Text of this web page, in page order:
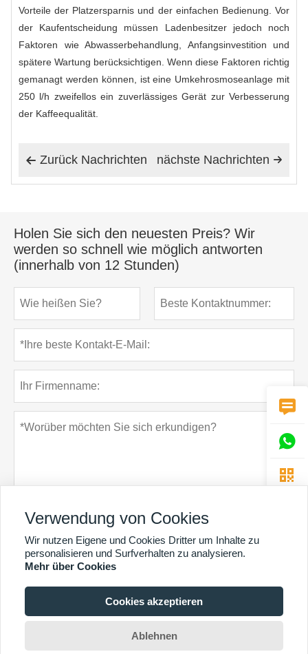
Vorteile der Platzersparnis und der einfachen Bedienung. Vor
der Kaufentscheidung müssen Ladenbesitzer jedoch noch
Faktoren wie Abwasserbehandlung, Anfangsinvestition und
spätere Wartung berücksichtigen. Wenn diese Faktoren richtig
gemanagt werden können, ist eine Umkehrosmoseanlage mit
250 l/h zweifellos ein zuverlässiges Gerät zur Verbesserung
der Kaffeequalität.
 Zurück Nachrichten 
nächste Nachrichten
Holen Sie sich den neuesten Preis? Wir
werden so schnell wie möglich antworten
(innerhalb von 12 Stunden)
einreichen Datenschutz-Bestimmungen
MEHR DIENSTLEISTUNGEN
Copyright By © Guangzhou Chunke Environmental Technology Co. Ltd. E-Mail:



Verwendung von Cookies
Wir nutzen Eigene und Cookies Dritter um Inhalte zu
personalisieren und Surfverhalten zu analysieren.
Mehr über Cookies
Cookies akzeptieren
Ablehnen